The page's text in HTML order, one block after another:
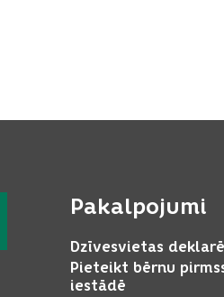
Pakalpojumi
Dzīvesvietas
Pieteikt bērnu
iestādē